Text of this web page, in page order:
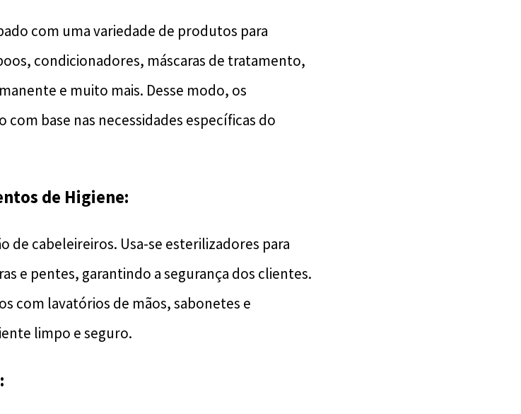
com uma variedade de produtos para
condicionadores, máscaras de tratamento,
e muito mais. Desse modo, os
base nas necessidades específicas do
de Higiene:
de cabeleireiros. Usa-se esterilizadores para
e pentes, garantindo a segurança dos clientes.
com lavatórios de mãos, sabonetes e
limpo e seguro.